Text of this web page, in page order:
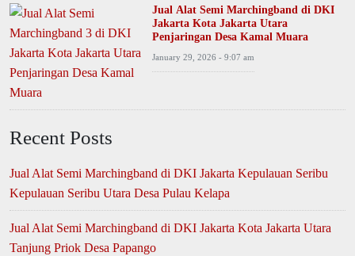
Jual Alat Semi Marchingband di DKI
Jakarta Kota Jakarta Utara
Penjaringan Desa Kamal Muara
January 29, 2026 - 9:07 am
Recent Posts
Jual Alat Semi Marchingband di DKI Jakarta Kepulauan Seribu
Kepulauan Seribu Utara Desa Pulau Kelapa
Jual Alat Semi Marchingband di DKI Jakarta Kota Jakarta Utara
Tanjung Priok Desa Papango